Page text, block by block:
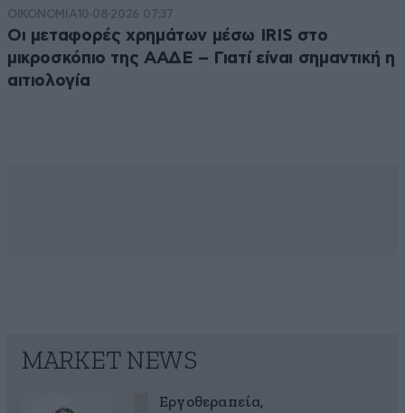
ΟΙΚΟΝΟΜΙΑ10·08·2026 07:37
Οι μεταφορές χρημάτων μέσω IRIS στο
μικροσκόπιο της ΑΑΔΕ – Γιατί είναι σημαντική η
αιτιολογία
MARKET NEWS
Εργοθεραπεία,